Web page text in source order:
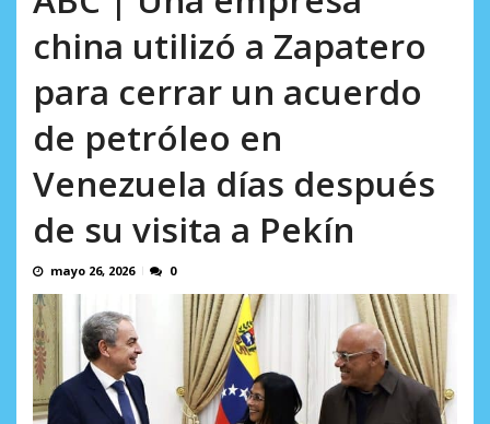
china utilizó a Zapatero
para cerrar un acuerdo
de petróleo en
Venezuela días después
de su visita a Pekín
mayo 26, 2026 0